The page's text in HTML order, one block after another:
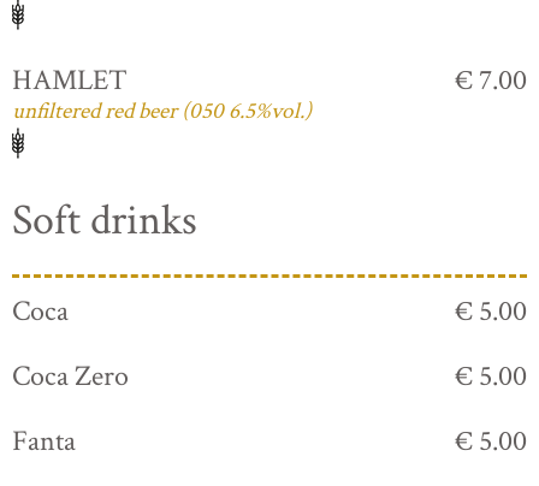
HAMLET
unfiltered red beer (050 6.5%vol.)
€ 7.00
Soft drinks
Coca
€ 5.00
Coca Zero
€ 5.00
Fanta
€ 5.00